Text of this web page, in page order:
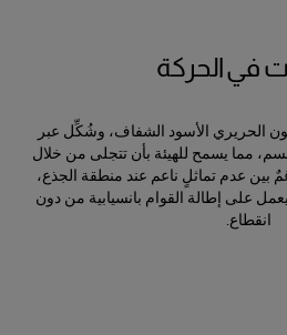
في الحركة
الحريري الأسود الشفاف، وشُكِّل عبر
مما يسمح للهيئة بأن تتجلى من خلال
بين عدم تماثلٍ ناعم عند منطقة الجذع،
على إطالة القوام بانسيابية من دون
انقطاع.